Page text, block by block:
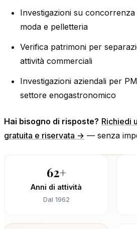
Investigazioni su
moda e pelletteria
Verifica patrimoni per
attività commerciali
Investigazioni aziendali per
settore enogastronomico
Hai bisogno di risposte? Richiedi
gratuita e riservata → — senza
62+
Anni di attività
Dal 1962